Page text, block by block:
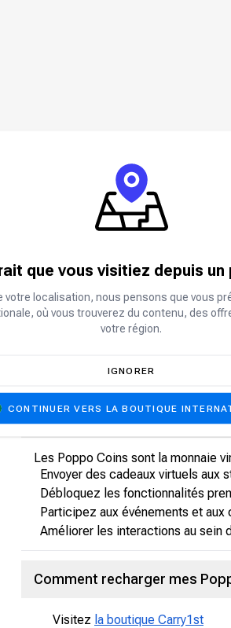
Qu'est-ce que Poppo Live ?
Poppo Live est une plateforme
interagir avec les diffuseurs,
Les Poppo Coins sont la monnaie
Envoyer des cadeaux virtuels aux
Débloquez les fonctionnalités
Participez aux événements et aux
Améliorer les interactions au sein
Comment recharger mes
Visitez la boutique Carry1st
que vous visitiez depuis un
votre localisation, nous pensons que vous
où vous trouverez du contenu, des
votre région.
IGNORER
CONTINUER VERS LA BOUTIQUE